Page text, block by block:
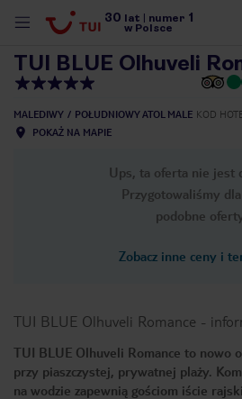
30 lat numer 1
w Polsce
TUI BLUE Olhuveli
MALEDIWY POŁUDNIOWY ATOL MALE KOD
POKAŻ NA MAPIE
Ups, ta oferta nie jest
Przygotowaliśmy
podobne
Zobacz inne ceny i
TUI BLUE Olhuveli Romance -
TUI BLUE Olhuveli Romance to nowo
przy piaszczystej, prywatnej plaży.
na wodzie zapewnią gościom iście